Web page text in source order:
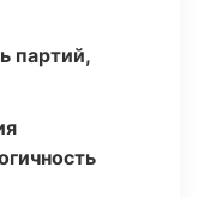
партий,